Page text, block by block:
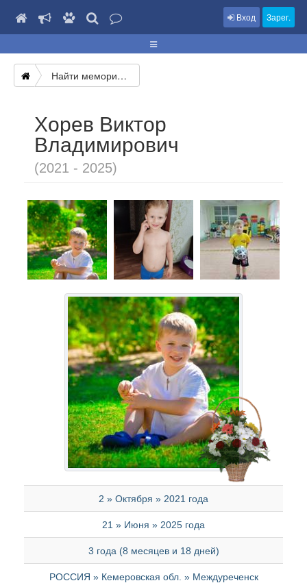
Вход Зарег.
Найти мемориал
Хорев Виктор
Владимирович
(2021 - 2025)
2 » Октября » 2021 года
21 » Июня » 2025 года
3 года (8 месяцев и 18 дней)
РОССИЯ » Кемеровская обл. » Междуреченск